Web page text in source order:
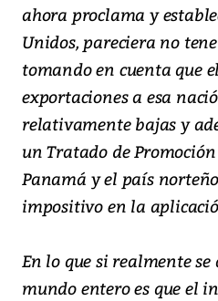
ahora proclama y
Unidos, pareciera no
tomando en cuenta que
exportaciones a esa
relativamente bajas y
un Tratado de
Panamá y el país
impositivo en la
En lo que si realmente
mundo entero es que el